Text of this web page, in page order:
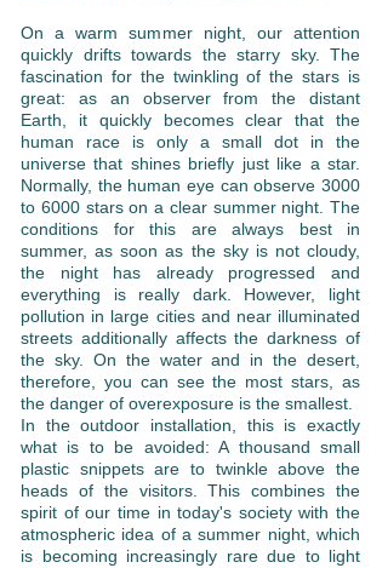
On a warm summer night, our attention
quickly drifts towards the starry sky. The
fascination for the twinkling of the stars is
great: as an observer from the distant
Earth, it quickly becomes clear that the
human race is only a small dot in the
universe that shines briefly just like a star.
Normally, the human eye can observe 3000
to 6000 stars on a clear summer night. The
conditions for this are always best in
summer, as soon as the sky is not cloudy,
the night has already progressed and
everything is really dark. However, light
pollution in large cities and near illuminated
streets additionally affects the darkness of
the sky. On the water and in the desert,
therefore, you can see the most stars, as
the danger of overexposure is the smallest.
In the outdoor installation, this is exactly
what is to be avoided: A thousand small
plastic snippets are to twinkle above the
heads of the visitors. This combines the
spirit of our time in today's society with the
atmospheric idea of a summer night, which
is becoming increasingly rare due to light